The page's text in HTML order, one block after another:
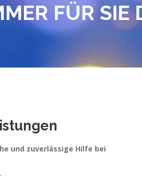
FÜR SIE
und zuverlässige Hilfe bei